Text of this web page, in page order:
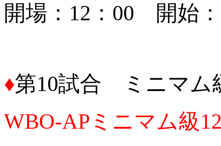
開場：12：00 開始
♦第10試合 ミニマム
WBO-APミニマム級